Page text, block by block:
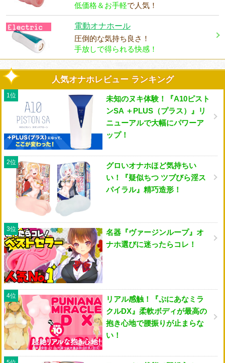
低価格＆お手軽で人気！
電動オナホール
圧倒的な気持ち良さ！
手放しで得られる快感！
人気オナホレビュー ランキング
1位
未知のヌキ体験！『A10ピスト
ンSA ＋PLUS（プラス）』リ
ニューアルで大幅にパワーア
ップ！
2位
グロいオナホほど気持ちい
い！『疑似ちつ ツブびら淫ス
パイラル』精巧造形！
3位
名器『ヴァージンループ』オ
ナホ選びに迷ったらコレ！
4位
リアル感触！『ぷにあなミラ
クルDX』柔軟ボディが最高の
抱き心地で腰振りが止まらな
い！